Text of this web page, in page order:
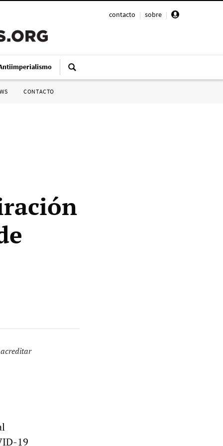
contacto | sobre |
CONTACTO
19